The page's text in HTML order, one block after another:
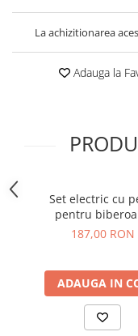
La achizitionarea
Adauga la
Set electric cu
pentru
Momcozy 7 in 1
187,00 RON
ADAUGA IN